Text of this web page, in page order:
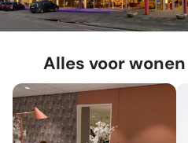
Alles voor